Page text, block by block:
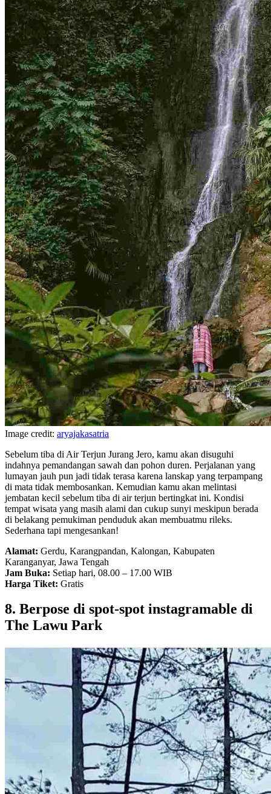
Image credit: aryajakasatria
Sebelum tiba di Air Terjun Jurang Jero, kamu akan disuguhi
indahnya pemandangan sawah dan pohon duren. Perjalanan yang
lumayan jauh pun jadi tidak terasa karena lanskap yang terpampang
di mata tidak membosankan. Kemudian kamu akan melintasi
jembatan kecil sebelum tiba di air terjun bertingkat ini. Kondisi
tempat wisata yang masih alami dan cukup sunyi meskipun berada
di belakang pemukiman penduduk akan membuatmu rileks.
Sederhana tapi mengesankan!
Alamat: Gerdu, Karangpandan, Kalongan, Kabupaten
Karanganyar, Jawa Tengah
Jam Buka: Setiap hari, 08.00 – 17.00 WIB
Harga Tiket: Gratis
8. Berpose di spot-spot instagramable di
The Lawu Park